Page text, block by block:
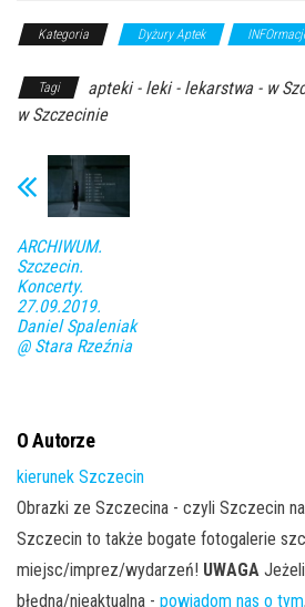
Kategoria Dyżury Aptek
Tagi apteki - leki - lekarstwa - w
w Szczecinie
ARCHIWUM.
Szczecin.
Koncerty.
27.09.2019.
Daniel Spaleniak
@ Stara Rzeźnia
O Autorze
kierunek Szczecin
Obrazki ze Szczecina - czyli Szczecin
Szczecin to także bogate fotogalerie
miejsc/imprez/wydarzeń! UWAGA
błędna/nieaktualna - powiadom nas o tym